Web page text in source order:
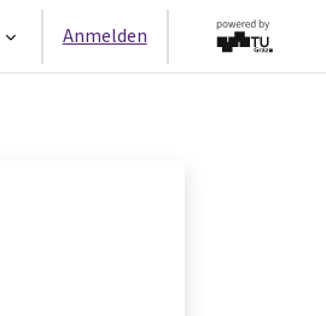
Anmelden